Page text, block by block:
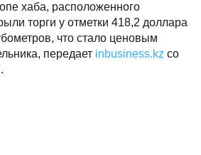
хаба, расположенного
торги у отметки 418,2 доллара
что стало ценовым
передает inbusiness.kz со
.